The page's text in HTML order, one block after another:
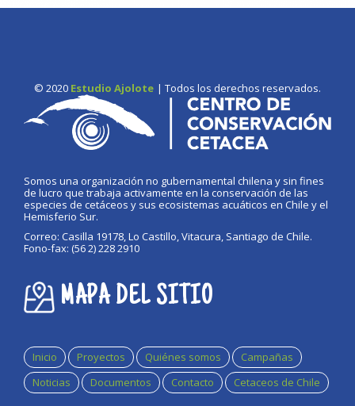
© 2020 Estudio Ajolote | Todos los derechos reservados.
Somos una organización no gubernamental chilena y sin fines
de lucro que trabaja activamente en la conservación de las
especies de cetáceos y sus ecosistemas acuáticos en Chile y el
Hemisferio Sur.
Correo: Casilla 19178, Lo Castillo, Vitacura, Santiago de Chile.
Fono-fax: (56 2) 228 2910
MAPA DEL SITIO
Inicio Proyectos Quiénes somos
Campañas
Noticias
Documentos Contacto Cetaceos de Chile